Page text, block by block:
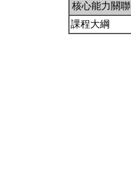
核心能力關聯
課程大綱